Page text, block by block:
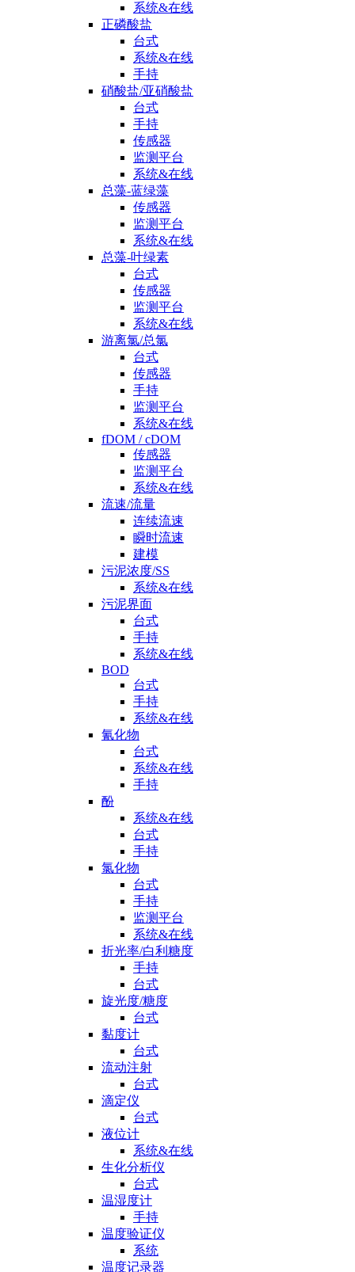
系统&在线
正磷酸盐
台式
系统&在线
手持
硝酸盐/亚硝酸盐
台式
手持
传感器
监测平台
系统&在线
总藻-蓝绿藻
传感器
监测平台
系统&在线
总藻-叶绿素
台式
传感器
监测平台
系统&在线
游离氯/总氯
台式
传感器
手持
监测平台
系统&在线
fDOM / cDOM
传感器
监测平台
系统&在线
流速/流量
连续流速
瞬时流速
建模
污泥浓度/SS
系统&在线
污泥界面
台式
手持
系统&在线
BOD
台式
手持
系统&在线
氰化物
台式
系统&在线
手持
酚
系统&在线
台式
手持
氯化物
台式
手持
监测平台
系统&在线
折光率/白利糖度
手持
台式
旋光度/糖度
台式
黏度计
台式
流动注射
台式
滴定仪
台式
液位计
系统&在线
生化分析仪
台式
温湿度计
手持
温度验证仪
系统
温度记录器